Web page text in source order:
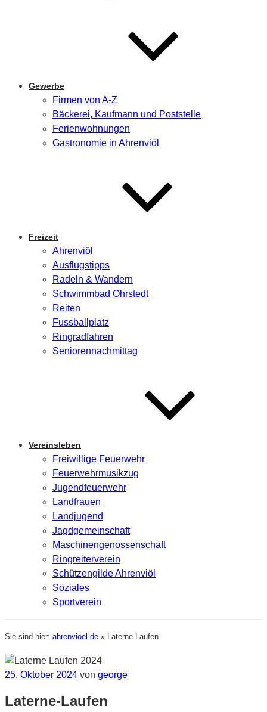
Gewerbe
Firmen von A-Z
Bäckerei, Kaufmann und Poststelle
Ferienwohnungen
Gastronomie in Ahrenviöl
Freizeit
Ahrenviöl
Ausflugstipps
Radeln & Wandern
Schwimmbad Ohrstedt
Reiten
Fussballplatz
Ringradfahren
Seniorennachmittag
Vereinsleben
Freiwillige Feuerwehr
Feuerwehrmusikzug
Jugendfeuerwehr
Landfrauen
Landjugend
Jagdgemeinschaft
Maschinengenossenschaft
Ringreiterverein
Schützengilde Ahrenviöl
Soziales
Sportverein
Sie sind hier: ahrenvioel.de » Laterne-Laufen
Veröffentlicht
25. Oktober 2024 von george
Laterne-Laufen